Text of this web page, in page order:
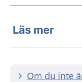
Läs mer
Om du inte